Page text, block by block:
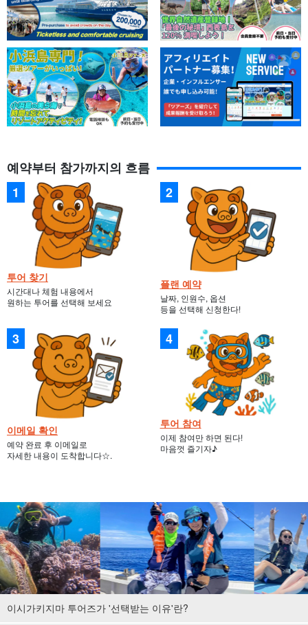
예약부터 참가까지의 흐름
투어 찾기
시간대나 체험 내용에서
원하는 투어를 선택해 보세요
플랜 예약
날짜, 인원수, 옵션
등을 선택해 신청한다!
이메일 확인
예약 완료 후 이메일로
자세한 내용이 도착합니다☆.
투어 참여
이제 참여만 하면 된다!
마음껏 즐기자♪
이시가키지마 투어즈가 '선택받는 이유'란?